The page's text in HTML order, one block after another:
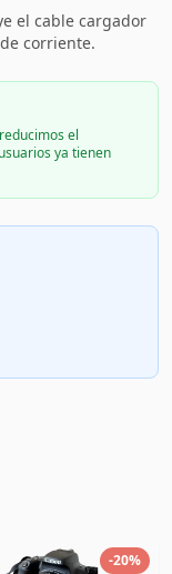
el cable cargador
corriente.
el
ya tienen
-20%